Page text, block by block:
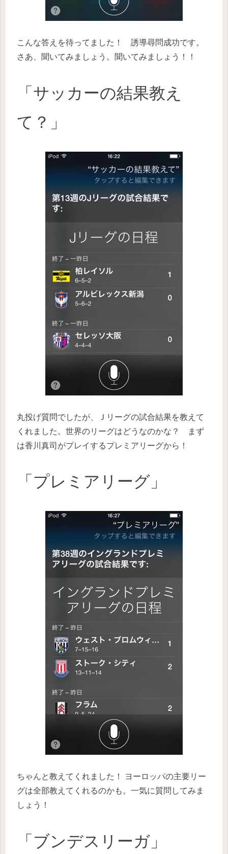
こんな答えを待ってました！ 誘導尋問成功です。
さあ、聞いてみましょう。聞いてみましょう！！
「サッカーの結果教え
て？」
丸投げ質問でしたが、Ｊリーグの試合結果を教えて
くれました。世界のリーグはどうなのかな？ まず
は香川真司がプレイするプレミアリーグから！
「プレミアリーグ」
ちゃんと教えてくれました！ ヨーロッパの主要リー
グは全部教えてくれるのかも。一気に質問してみま
しょう！
「ブンデスリーガ」